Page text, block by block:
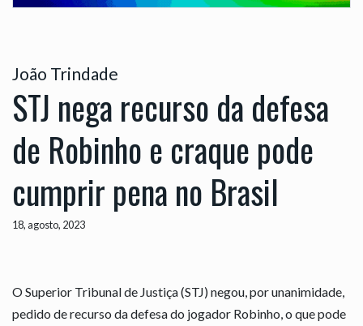
João Trindade
STJ nega recurso da defesa
de Robinho e craque pode
cumprir pena no Brasil
18, agosto, 2023
O Superior Tribunal de Justiça (STJ) negou, por unanimidade,
pedido de recurso da defesa do jogador Robinho, o que pode